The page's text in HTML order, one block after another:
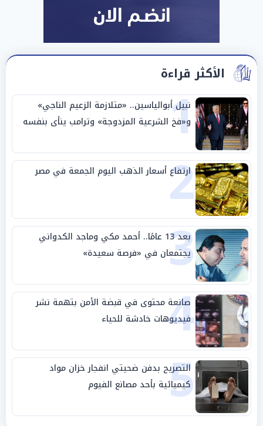
الأكثر قراءة
1
نبيل أبوالياسين.. «متلازمة الزعيم الناجي»
و«فخ الشرعية المزدوجة» وترامب ينأى بنفسه
وحليفه في «ميتم استراتيجي»
2
ارتفاع أسعار الذهب اليوم الجمعة في مصر
3 بعد 13 عامًا.. أحمد مكي وماجد الكدواني
يجتمعان في «فرصة سعيدة»
4
صانعة محتوى في قبضة الأمن بتهمة نشر
فيديوهات خادشة للحياء
5
التصريح بدفن ضحيتي انفجار خزان مواد
كيميائية بأحد مصانع الفيوم